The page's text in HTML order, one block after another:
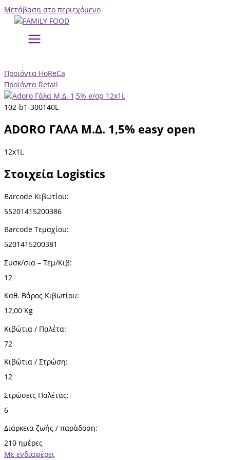
Μετάβαση στο περιεχόμενο
Προϊόντα HoReCa
Προϊόντα Retail
102-b1-300140L
ADORO ΓΑΛΑ Μ.Δ. 1,5% easy open
12x1L
Στοιχεία Logistics
Barcode Κιβωτίου:
55201415200386
Barcode Τεμαχίου:
5201415200381
Συσκ/σια – Τεμ/Κιβ:
12
Καθ. Βάρος Κιβωτίου:
12,00 Kg
Κιβώτια / Παλέτα:
72
Κιβώτια / Στρώση:
12
Στρώσεις Παλέτας:
6
Διάρκεια ζωής / παράδοση:
210 ημέρες
Με ενδιαφέρει